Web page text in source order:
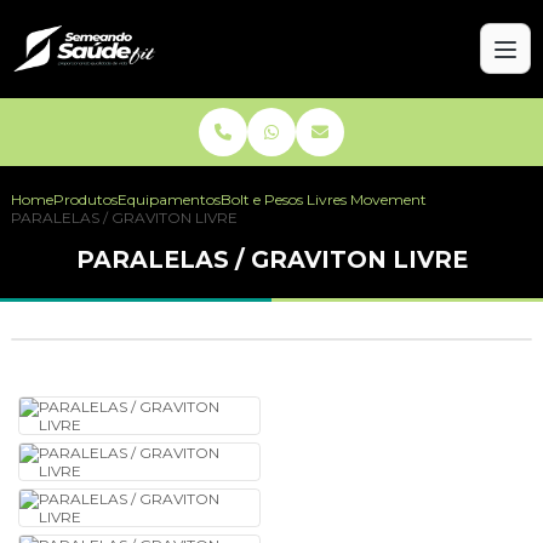
HomeProdutosEquipamentosBolt e Pesos Livres Movement
PARALELAS / GRAVITON LIVRE
PARALELAS / GRAVITON LIVRE